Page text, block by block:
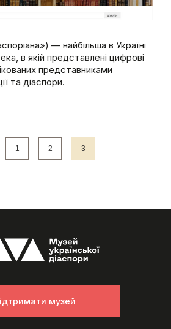
— найбільша в Україні
в якій представлені цифрові
представниками
та діаспори.
1 2 3
музей